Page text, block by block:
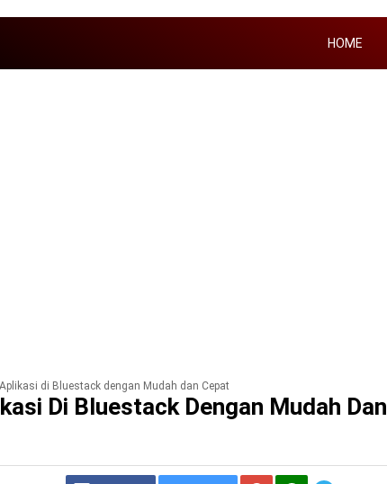
HOME
di Bluestack dengan Mudah dan Cepat
Di Bluestack Dengan Mudah Dan